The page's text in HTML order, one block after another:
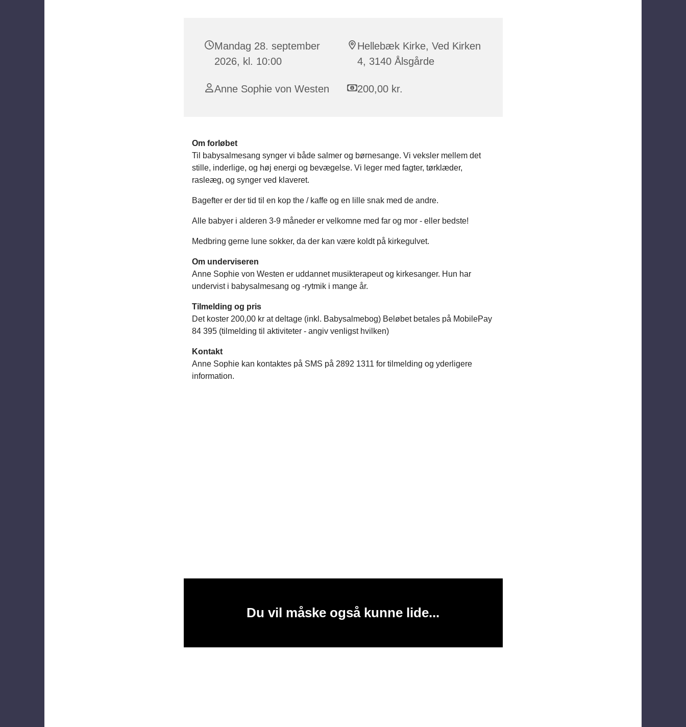
Mandag 28. september
2026, kl. 10:00
Hellebæk Kirke, Ved Kirken
4, 3140 Ålsgårde
Anne Sophie von Westen 200,00 kr.
Om forløbet
Til babysalmesang synger vi både salmer og børnesange. Vi veksler mellem det
stille, inderlige, og høj energi og bevægelse. Vi leger med fagter, tørklæder,
rasleæg, og synger ved klaveret.
Bagefter er der tid til en kop the / kaffe og en lille snak med de andre.
Alle babyer i alderen 3-9 måneder er velkomne med far og mor - eller bedste!
Medbring gerne lune sokker, da der kan være koldt på kirkegulvet.
Om underviseren
Anne Sophie von Westen er uddannet musikterapeut og kirkesanger. Hun har
undervist i babysalmesang og -rytmik i mange år.
Tilmelding og pris
Det koster 200,00 kr at deltage (inkl. Babysalmebog) Beløbet betales på MobilePay
84 395 (tilmelding til aktiviteter - angiv venligst hvilken)
Kontakt
​Anne Sophie kan kontaktes på SMS på 2892 1311 for tilmelding og yderligere
information.
Du vil måske også kunne lide...